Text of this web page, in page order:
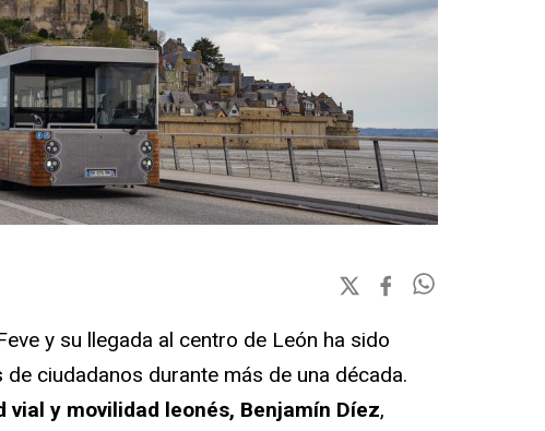
y su llegada al centro de León ha sido
ciudadanos durante más de una década.
vial y movilidad leonés, Benjamín Díez,